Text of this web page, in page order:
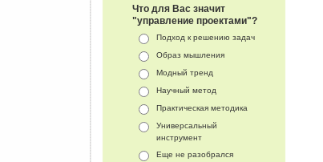
Что для Вас значит
"управление проектами"?
Подход к решению задач
Образ мышления
Модный тренд
Научный метод
Практическая методика
Универсальный
инструмент
Еще не разобрался